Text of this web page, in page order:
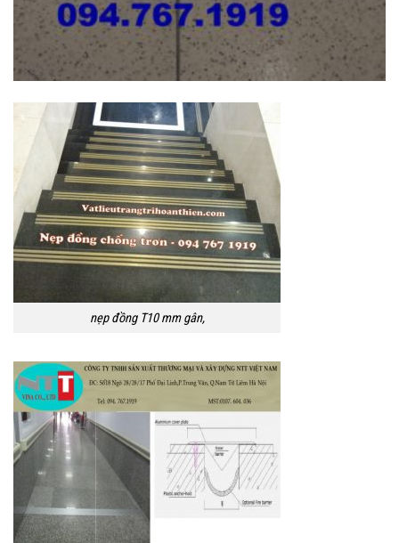
nẹp đồng T10 mm gân,